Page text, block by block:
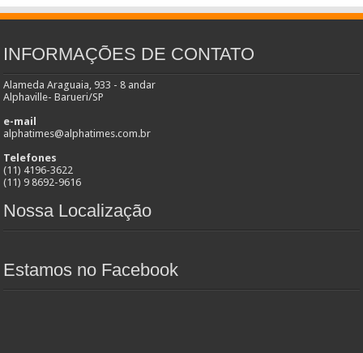
INFORMAÇÕES DE CONTATO
Alameda Araguaia, 933 - 8 andar
Alphaville- Barueri/SP
e-mail
alphatimes@alphatimes.com.br
Telefones
(11) 4196-3622
(11) 9 8692-9616
Nossa Localização
Estamos no Facebook